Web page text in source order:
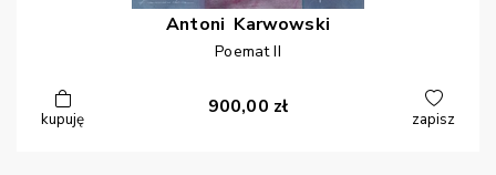
Antoni Karwowski
Poemat II
kupuję
900,00 zł
zapisz